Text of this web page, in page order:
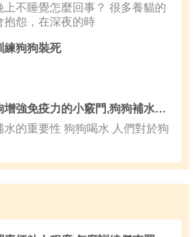
上不睡覺怎麼回事？ 很多養貓的
抱怨，在深夜的時
練狗狗裝死
為狗狗增強免疫力的小竅門,狗狗補水的重要性
水的重要性 狗狗喝水 人們對於狗